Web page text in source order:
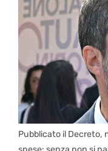
Pubblicato il Decreto,